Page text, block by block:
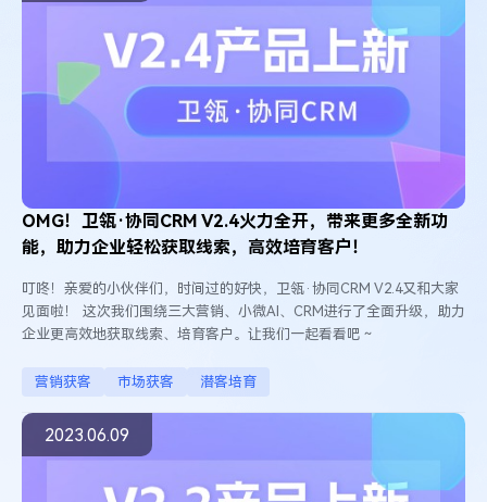
OMG！卫瓴·协同CRM V2.4火力全开，带来更多全新功
能，助力企业轻松获取线索，高效培育客户！
叮咚！亲爱的小伙伴们，时间过的好快，卫瓴·协同CRM V2.4又和大家
见面啦！ 这次我们围绕三大营销、小微AI、CRM进行了全面升级，助力
企业更高效地获取线索、培育客户。让我们一起看看吧～
营销获客 市场获客 潜客培育
2023.06.09